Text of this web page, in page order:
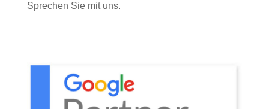
Sprechen Sie mit uns.